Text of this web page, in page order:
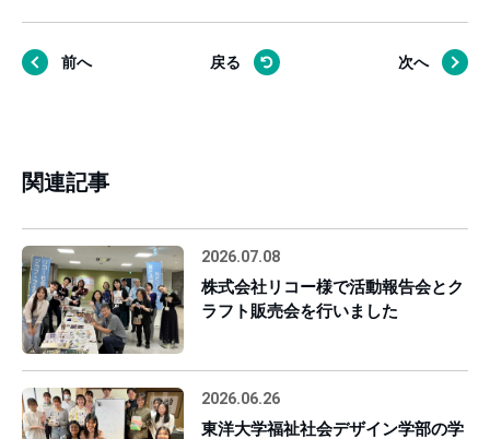
前へ 戻る 次へ
関連記事
2026.07.08
株式会社リコー様で活動報告会とク
ラフト販売会を行いました
2026.06.26
東洋大学福祉社会デザイン学部の学